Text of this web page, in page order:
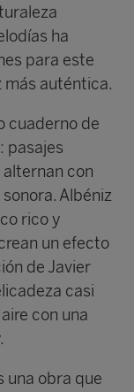
ha
para este
más auténtica.
cuaderno de
pasajes
con
Albéniz
rico y
un efecto
de Javier
casi
con una
una obra que